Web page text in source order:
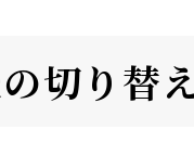
切り替